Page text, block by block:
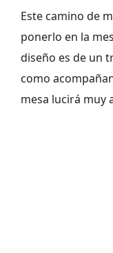
Este camino de
ponerlo en la
diseño es de un
como
mesa lucirá muy